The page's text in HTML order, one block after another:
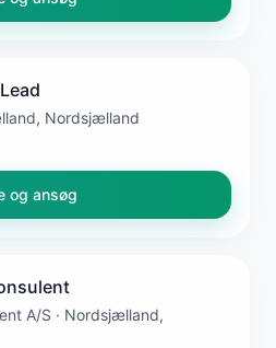
Nordsjælland
og ansøg
A/S · Nordsjælland,